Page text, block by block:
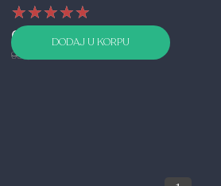
★★★★★
★★★★★
★★★★★
699,00 RSD
999,00 RSD
DODAJ U KORPU